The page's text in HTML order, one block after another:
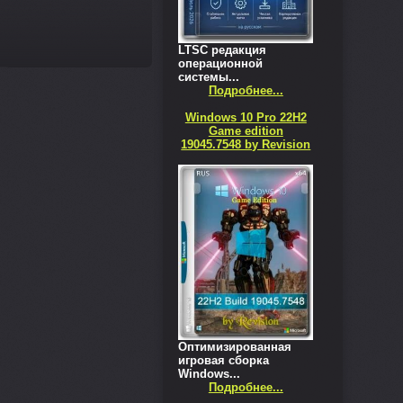
LTSC редакция
операционной
системы...
Подробнее...
Windows 10 Pro 22H2
Game edition
19045.7548 by Revision
Оптимизированная
игровая сборка
Windows...
Подробнее...